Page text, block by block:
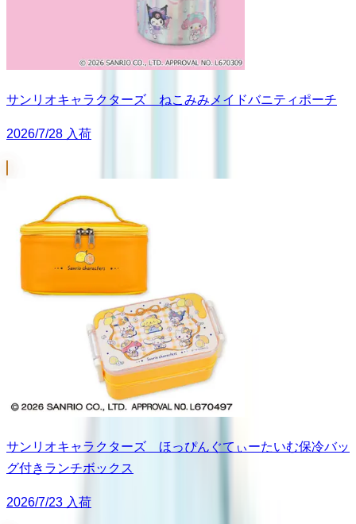
サンリオキャラクターズ ねこみみメイドバニティポーチ
2026/7/28 入荷
サンリオキャラクターズ ほっぴんぐてぃーたいむ保冷バッ
グ付きランチボックス
2026/7/23 入荷